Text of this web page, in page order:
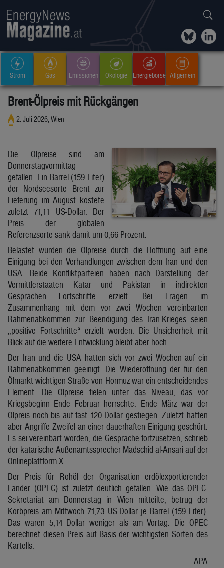
Strom Gas Emissionen Ökologie Energiebörse Allgemein
Brent-Ölpreis mit Rückgängen
2. Juli 2026, Wien
Die Ölpreise sind am
Donnerstagvormittag
gefallen. Ein Barrel (159 Liter)
der Nordseesorte Brent zur
Lieferung im August kostete
zuletzt 71,11 US-Dollar. Der
Preis der globalen
Referenzsorte sank damit um 0,66 Prozent.
Belastet wurden die Ölpreise durch die Hoffnung auf eine
Einigung bei den Verhandlungen zwischen dem Iran und den
USA. Beide Konfliktparteien haben nach Darstellung der
Vermittlerstaaten Katar und Pakistan in indirekten
Gesprächen Fortschritte erzielt. Bei Fragen im
Zusammenhang mit dem vor zwei Wochen vereinbarten
Rahmenabkommen zur Beendigung des Iran-Krieges seien
„positive Fortschritte“ erzielt worden. Die Unsicherheit mit
Blick auf die weitere Entwicklung bleibt aber hoch.
Der Iran und die USA hatten sich vor zwei Wochen auf ein
Rahmenabkommen geeinigt. Die Wiederöffnung der für den
Ölmarkt wichtigen Straße von Hormuz war ein entscheidendes
Element. Die Ölpreise fielen unter das Niveau, das vor
Kriegsbeginn Ende Februar herrschte. Ende März war der
Ölpreis noch bis auf fast 120 Dollar gestiegen. Zuletzt hatten
aber Angriffe Zweifel an einer dauerhaften Einigung geschürt.
Es sei vereinbart worden, die Gespräche fortzusetzen, schrieb
der katarische Außenamtssprecher Madschid al-Ansari auf der
Onlineplattform X.
Der Preis für Rohöl der Organisation erdölexportierender
Länder (OPEC) ist zuletzt deutlich gefallen. Wie das OPEC-
Sekretariat am Donnerstag in Wien mitteilte, betrug der
Korbpreis am Mittwoch 71,73 US-Dollar je Barrel (159 Liter).
Das waren 5,14 Dollar weniger als am Vortag. Die OPEC
berechnet diesen Preis auf Basis der wichtigsten Sorten des
Kartells.
APA